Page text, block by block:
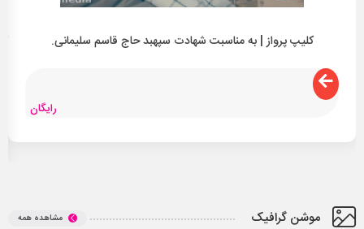
کلیپ پرواز | به مناسبت شهادت سپهبد حاج قاسم سلیمانی.
رایگان
موشن گرافیک مشاهده همه